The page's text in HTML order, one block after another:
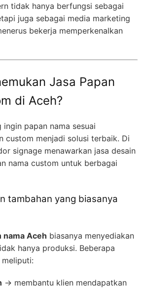
tidak hanya berfungsi sebagai
juga sebagai media marketing
bekerja memperkenalkan
Jasa Papan
di Aceh?
ingin papan nama sesuai
custom menjadi solusi terbaik. Di
signage menawarkan jasa desain
nama custom untuk berbagai
tambahan yang biasanya
nama Aceh biasanya menyediakan
hanya produksi. Beberapa
meliputi:
→ membantu klien mendapatkan